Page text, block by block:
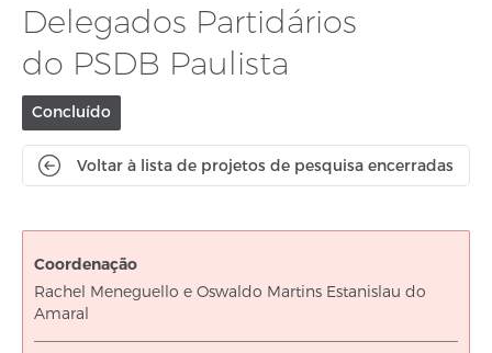
Delegados Partidários
do PSDB Paulista
Situação
do
projeto:
Concluído
Voltar à lista de projetos de pesquisa encerradas
Coordenação
Rachel Meneguello e Oswaldo Martins Estanislau do
Amaral